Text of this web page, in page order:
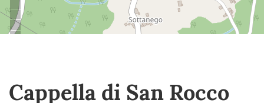
Cappella di San Rocco